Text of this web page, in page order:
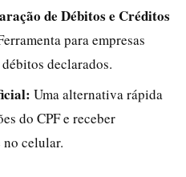
de Débitos e Créditos
para empresas
declarados.
Uma alternativa rápida
do CPF e receber
celular.